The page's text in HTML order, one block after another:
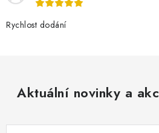
Rychlost dodání
Aktuální novinky a